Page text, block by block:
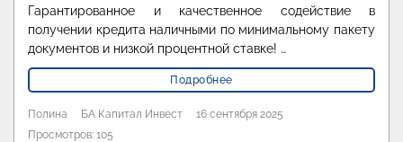
Гарантированное и качественное содействие в
получении кредита наличными по минимальному пакету
документов и низкой процентной ставке! …
Подробнее
Полина БА Капитал Инвест
16 сентября 2025
Просмотров: 105